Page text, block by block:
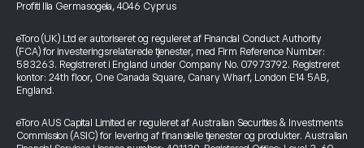
Profiti Ilia Germasogeia, 4046 Cyprus
eToro (UK) Ltd er autoriseret og reguleret af Financial Conduct Authority
(FCA) for investeringsrelaterede tjenester, med Firm Reference Number:
583263. Registreret i England under Company No. 07973792. Registreret
kontor: 24th floor, One Canada Square, Canary Wharf, London E14 5AB,
England.
eToro AUS Capital Limited er reguleret af Australian Securities & Investments
Commission (ASIC) for levering af finansielle tjenester og produkter. Australian